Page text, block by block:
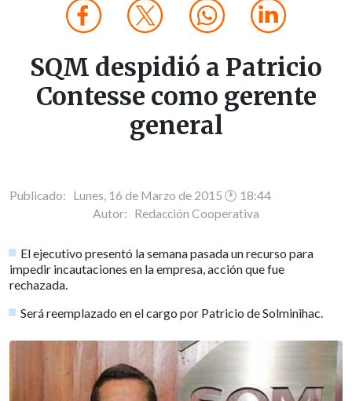
SQM despidió a Patricio
Contesse como gerente
general
Publicado: Lunes, 16 de Marzo de 2015 🕐 18:44
Autor: Redacción Cooperativa
El ejecutivo presentó la semana pasada un recurso para
impedir incautaciones en la empresa, acción que fue
rechazada.
Será reemplazado en el cargo por Patricio de Solminihac.